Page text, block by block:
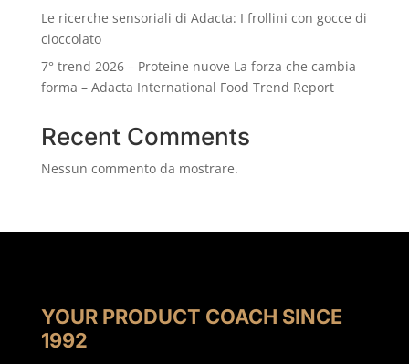
Le ricerche sensoriali di Adacta: I frollini con gocce di
cioccolato
7° trend 2026 – Proteine nuove La forza che cambia
forma – Adacta International Food Trend Report
Recent Comments
Nessun commento da mostrare.
YOUR PRODUCT COACH SINCE
1992